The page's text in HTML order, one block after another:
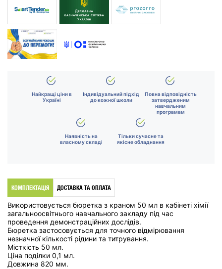
Найкращі ціни в
Україні
Індивідуальний підхід
до кожної школи
Повна відповідність
затвердженим
навчальним
програмам
Наявність на
власному складі
Тільки сучасне та
якісне обладнання
КОМПЛЕКТАЦІЯ ДОСТАВКА ТА ОПЛАТА
Використовується бюретка з краном 50 мл в кабінеті хімії
загальноосвітнього навчального закладу під час
проведення демонстраційних дослідів.
Бюретка застосовується для точного відмірювання
незначної кількості рідини та титрування.
Місткість 50 мл.
Ціна поділки 0,1 мл.
Довжина 820 мм.